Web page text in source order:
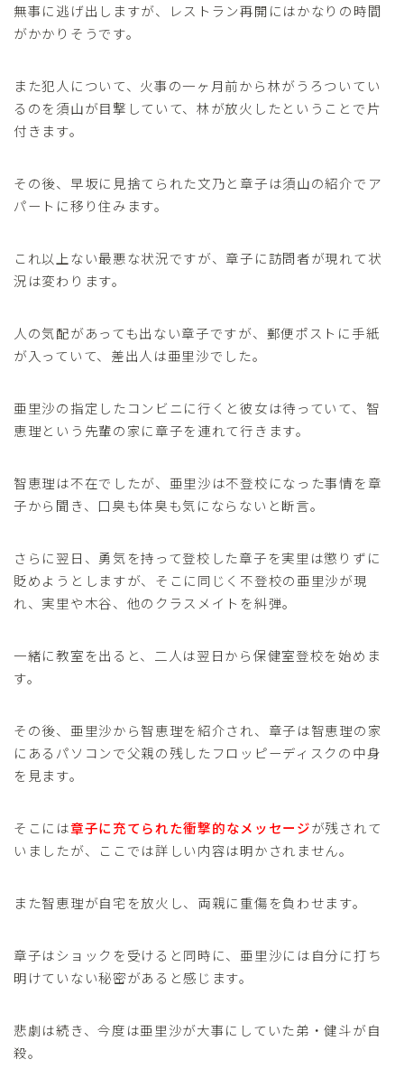
無事に逃げ出しますが、レストラン再開にはかなりの時間
がかかりそうです。
また犯人について、火事の一ヶ月前から林がうろついてい
るのを須山が目撃していて、林が放火したということで片
付きます。
その後、早坂に見捨てられた文乃と章子は須山の紹介でア
パートに移り住みます。
これ以上ない最悪な状況ですが、章子に訪問者が現れて状
況は変わります。
人の気配があっても出ない章子ですが、郵便ポストに手紙
が入っていて、差出人は亜里沙でした。
亜里沙の指定したコンビニに行くと彼女は待っていて、智
恵理という先輩の家に章子を連れて行きます。
智恵理は不在でしたが、亜里沙は不登校になった事情を章
子から聞き、口臭も体臭も気にならないと断言。
さらに翌日、勇気を持って登校した章子を実里は懲りずに
貶めようとしますが、そこに同じく不登校の亜里沙が現
れ、実里や木谷、他のクラスメイトを糾弾。
一緒に教室を出ると、二人は翌日から保健室登校を始めま
す。
その後、亜里沙から智恵理を紹介され、章子は智恵理の家
にあるパソコンで父親の残したフロッピーディスクの中身
を見ます。
そこには章子に充てられた衝撃的なメッセージが残されて
いましたが、ここでは詳しい内容は明かされません。
また智恵理が自宅を放火し、両親に重傷を負わせます。
章子はショックを受けると同時に、亜里沙には自分に打ち
明けていない秘密があると感じます。
悲劇は続き、今度は亜里沙が大事にしていた弟・健斗が自
殺。